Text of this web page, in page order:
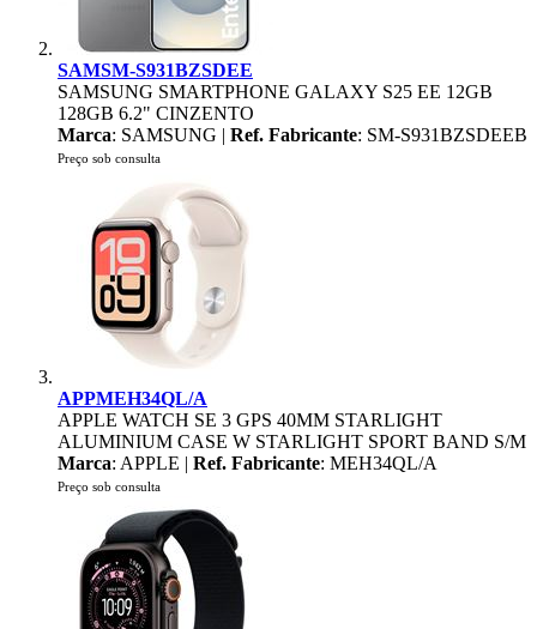
SAMSM-S931BZSDEE
SAMSUNG SMARTPHONE GALAXY S25 EE 12GB
128GB 6.2" CINZENTO
Marca: SAMSUNG | Ref. Fabricante: SM-S931BZSDEEB
Preço sob consulta
APPMEH34QL/A
APPLE WATCH SE 3 GPS 40MM STARLIGHT
ALUMINIUM CASE W STARLIGHT SPORT BAND S/M
Marca: APPLE | Ref. Fabricante: MEH34QL/A
Preço sob consulta